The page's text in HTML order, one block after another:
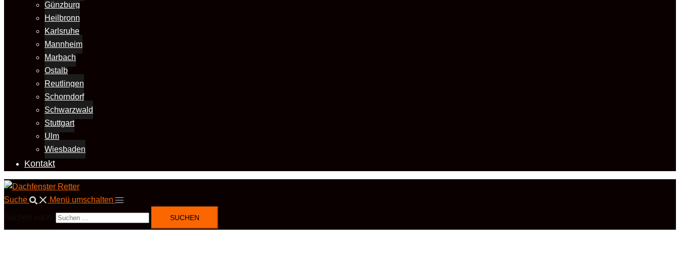
Günzburg
Heilbronn
Karlsruhe
Mannheim
Marbach
Ostalb
Reutlingen
Schorndorf
Schwarzwald
Stuttgart
Ulm
Wiesbaden
Kontakt
Suche Menü umschalten